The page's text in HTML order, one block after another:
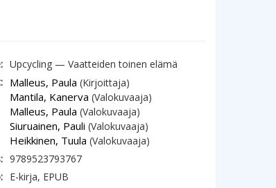
Upcycling — Vaatteiden toinen elämä
Malleus, Paula (Kirjoittaja)
Mantila, Kanerva (Valokuvaaja)
Malleus, Paula (Valokuvaaja)
Siuruainen, Pauli (Valokuvaaja)
Heikkinen, Tuula (Valokuvaaja)
9789523793767
E-kirja, EPUB